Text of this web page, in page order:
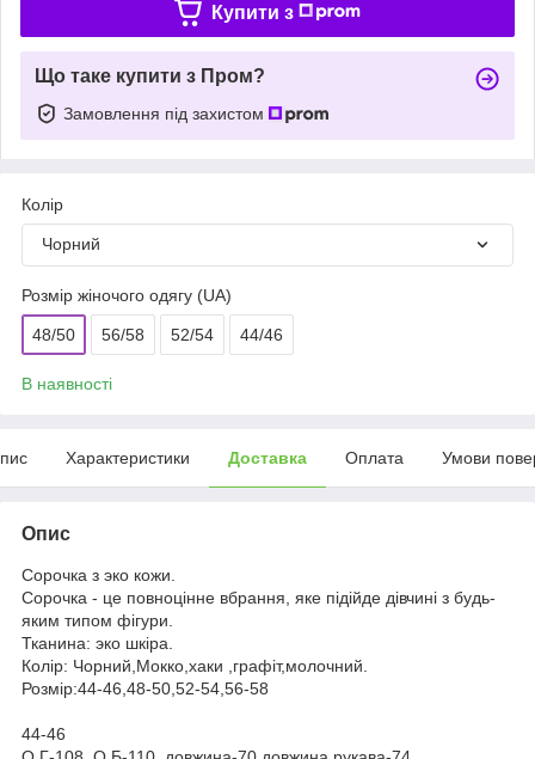
Купити з
Що таке купити з Пром?
Замовлення під захистом
Колір
Чорний
Розмір жіночого одягу (UA)
48/50 56/58 52/54 44/46
В наявності
Характеристики Доставка Оплата Умови
Опис
Сорочка з эко кожи.
Сорочка - це повноцінне вбрання, яке підійде дівчині з будь-
яким типом фігури.
Тканина: эко шкіра.
Колір: Чорний,Мокко,хаки ,графіт,молочний.
Розмір:44-46,48-50,52-54,56-58
44-46